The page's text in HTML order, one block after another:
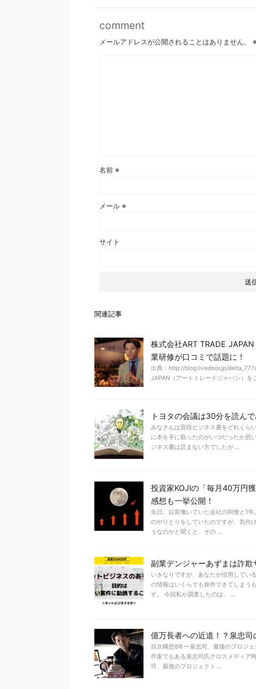
comment
メールアドレスが公開されることはありません。 ※
名前 ※
メール ※
サイト
関連記事
株式会社ART TRADE
業研修が口コミで話題に！
出典：http://blog.livedoor.jp/
JAPAN（アートトレードジャパン）を
トヨタの会議は30分を読ん
みなさんは普段ビジネス書をどれくら
に本を手に取ったのがいつだったか思
ジネス書は読まない方でしたが ...
投資家KOJIの「毎月40万円
感想も一挙公開！
先日、以前働いていた会社の同僚と1
のやりとりをしていたのですが、気付
うなのかと聞くと、その ...
副業デンジャーあずまは詐
いきなりですが、あなたが信用してい
の情報はいくらでも操作できてしまう
す。 今回私が調査したのは、 ...
億万長者への近道！？泉忠
目次構想8年ー泉忠司、最後のプロジ
作家でもある泉忠司氏クロスメディア
司、最後のプロジェクト ...